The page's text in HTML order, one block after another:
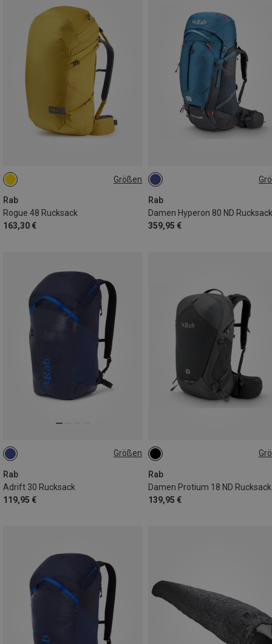
Größen
Rab
Rogue 48 Rucksack
163,30 €
48L
Rab
Damen Hyperon 80 ND Rucksack
359,95 €
80L | S-M
Größen
Rab
Adrift 30 Rucksack
119,95 €
30L
Rab
Damen Protium 18 ND Rucksack
139,95 €
18L | S-M